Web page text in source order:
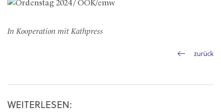
In Kooperation mit Kathpress
zurück
WEITERLESEN: